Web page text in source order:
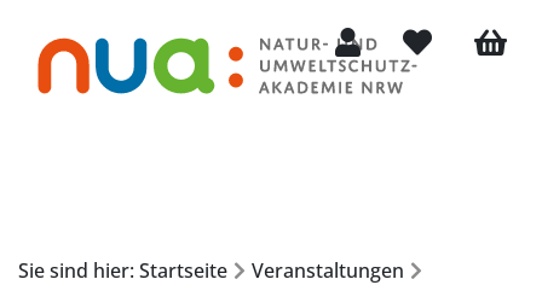
Mein KontoMerkliste
Sie sind hier: Startseite
Veranstaltungen